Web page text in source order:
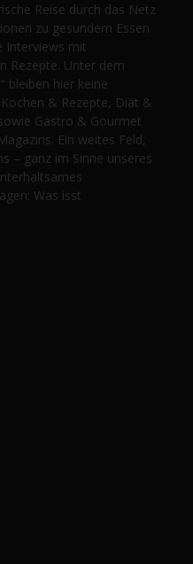
Reise durch das Netz
zu gesundem Essen
Interviews mit
Rezepte. Unter dem
bleiben hier keine
& Rezepte, Diät &
Gastro & Gourmet
Ein weites Feld,
– ganz im Sinne unseres
Was isst